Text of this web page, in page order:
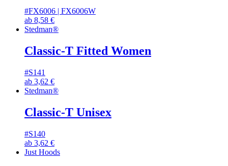
#FX6006 | FX6006W
ab 8,58 €
Stedman®
Classic-T Fitted Women
#S141
ab 3,62 €
Stedman®
Classic-T Unisex
#S140
ab 3,62 €
Just Hoods